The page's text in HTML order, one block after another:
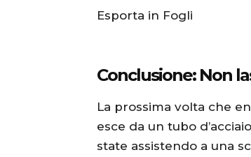
Esporta in Fogli
Conclusione: Non
La prossima volta che
esce da un tubo
state assistendo a una